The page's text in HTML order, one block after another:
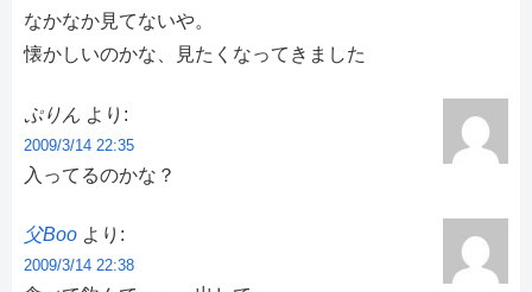
なかなか見てないや。
懐かしいのかな、見たくなってきました
ぷりん より:
2009/3/14 22:35
入ってるのかな？
父Boo より:
2009/3/14 22:38